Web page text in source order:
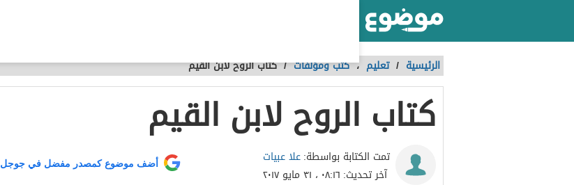
الرئيسية / تعليم ،كتب ومؤلفات /كتاب الروح لابن القيم
كتاب الروح لابن القيم
تمت الكتابة بواسطة:علا عبيات
آخر تحديث: ٠٨:١٦ ، ٣١ مايو ٢٠١٧
أضف موضوع كمصدر مفضل في جوجل